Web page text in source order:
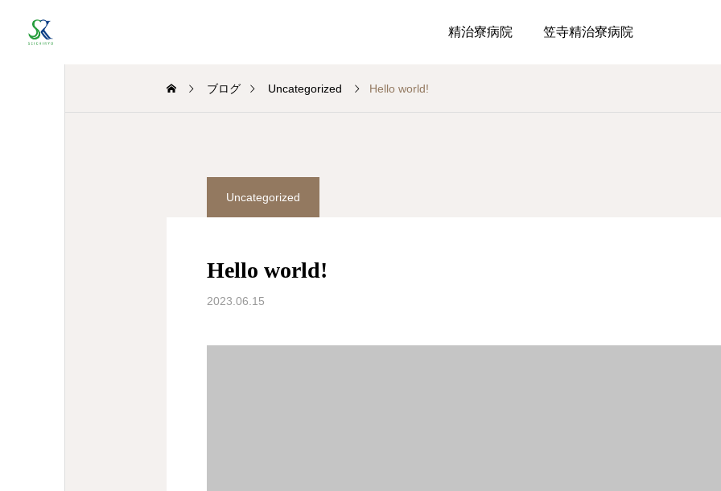
精治寮病院 笠寺精治寮病院
ブログ Uncategorized Hello world!
Uncategorized
Hello world!
2023.06.15